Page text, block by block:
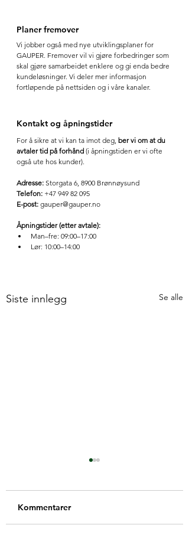
Planer fremover
Vi jobber også med nye utviklingsplaner for
GAUPER. Fremover vil vi gjøre forbedringer som
skal gjøre samarbeidet enklere og gi enda bedre
kundeløsninger. Vi deler mer informasjon
fortløpende på nettsiden og i våre kanaler.
Kontakt og åpningstider
For å sikre at vi kan ta imot deg, ber vi om at du
avtaler tid på forhånd (i åpningstiden er vi ofte
også ute hos kunder).
Adresse: Storgata 6, 8900 Brønnøysund
Telefon: +47 949 82 095
E-post: gauper@gauper.no
Åpningstider (etter avtale):
Man–fre: 09:00–17:00
Lør: 10:00–14:00
Siste innlegg Se alle
Kommentarer